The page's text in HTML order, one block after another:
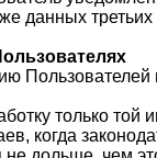
данных
только
когда